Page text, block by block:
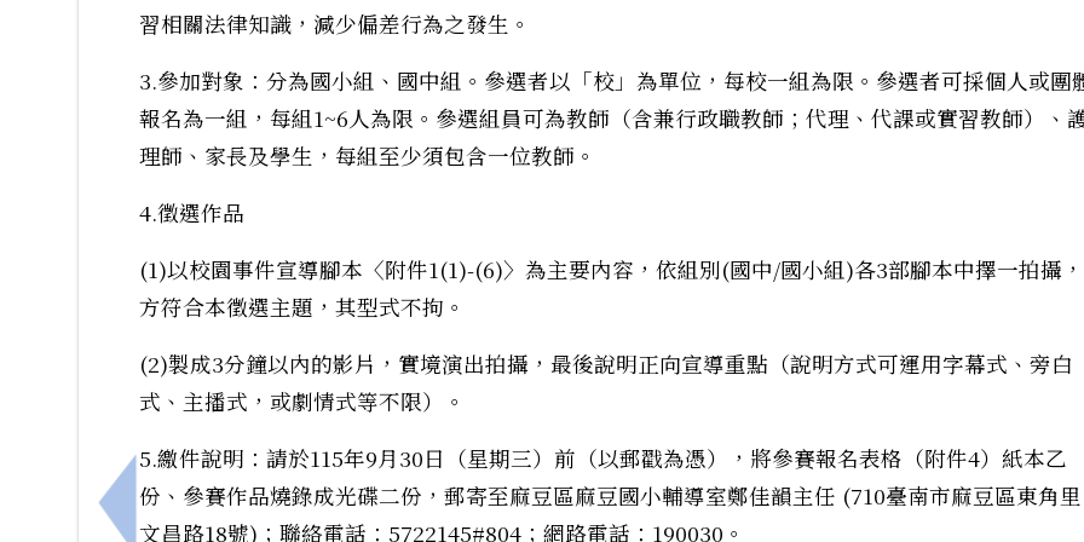
上一筆：轉知社團法人臺南市觀護協會辦理「115年度少年法治教育成長營」
習相關法律知識，減少偏差行為之發生。
3.參加對象：分為國小組、國中組。參選者以「校」為單位，每校一組為限。參選者可採個人或團
報名為一組，每組1~6人為限。參選組員可為教師（含兼行政職教師；代理、代課或實習教師）、
理師、家長及學生，每組至少須包含一位教師。
4.徵選作品
(1)以校園事件宣導腳本〈附件1(1)-(6)〉為主要內容，依組別(國中/國小組)各3部腳本中擇一拍攝，
方符合本徵選主題，其型式不拘。
(2)製成3分鐘以內的影片，實境演出拍攝，最後說明正向宣導重點（說明方式可運用字幕式、旁白
式、主播式，或劇情式等不限）。
5.繳件說明：請於115年9月30日（星期三）前（以郵戳為憑），將參賽報名表格（附件4）紙本乙
份、參賽作品燒錄成光碟二份，郵寄至麻豆區麻豆國小輔導室鄭佳韻主任 (710臺南市麻豆區東角里
文昌路18號)；聯絡電話：5722145#804；網路電話：190030。